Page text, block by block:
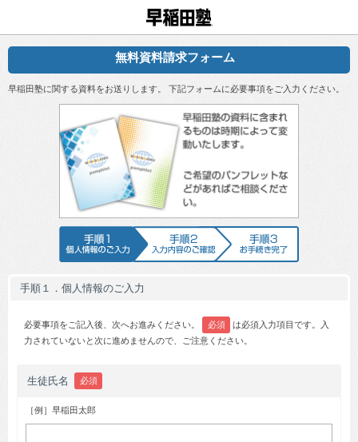
無料資料請求フォーム
早稲田塾に関する資料をお送りします。 下記フォームに必要事項をご入力ください。
手順1 個人情報のご入力手順2 入力内容のご確認
手順１．個人情報のご入力
必要事項をご記入後、次へお進みください。 必須
は必須入力項目です。入
力されていないと次に進めませんので、ご注意ください。
生徒氏名 必須
［例］早稲田太郎